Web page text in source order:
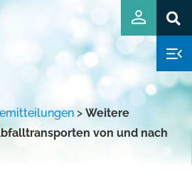
> Weitere
von und nach